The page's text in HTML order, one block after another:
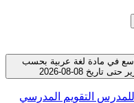
في مادة لغة عربية بحسب
08-08-2026
التقويم المدرسي